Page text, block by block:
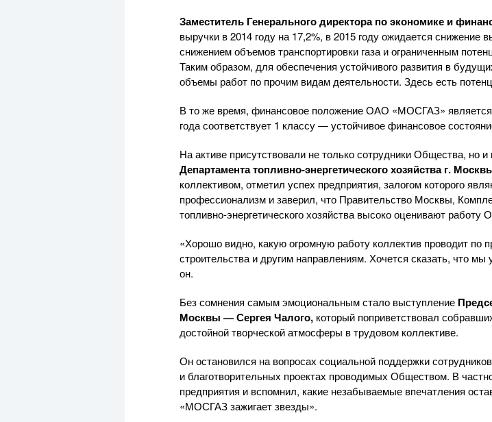
Заместитель Генерального директора по экономике и
выручки в 2014 году на 17,2%, в 2015 году ожидается
снижением объемов транспортировки газа и ограниченным
Таким образом, для обеспечения устойчивого развития в
объемы работ по прочим видам деятельности. Здесь есть
В то же время, финансовое положениеОАО «МОСГАЗ»
года соответствует 1 классу — устойчивое финансовое
На активе присутствовали не только сотрудники Общества, но и
Департаментатопливно-энергетическогохозяйства г.
коллективом, отметил успех предприятия, залогом которого
профессионализм и заверил, что Правительство Москвы,
топливно-энергетическогохозяйства высоко оценивают работу
«Хорошо видно, какую огромную работу коллектив проводит
строительства и другим направлениям. Хочется сказать, что
он.
Без сомнения самым эмоциональным стало выступление
Москвы — Сергея Чалого, который поприветствовал
достойной творческой атмосферы в трудовом коллективе.
Он остановился на вопросах социальной поддержки
и благотворительных проектах проводимых Обществом. В
предприятия и вспомнил, какие незабываемые впечатления
«МОСГАЗ зажигает звезды».